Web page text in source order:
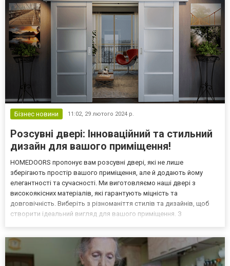
Бізнес новини 11:02, 29 лютого 2024 р.
Розсувні двері: Інноваційний та стильний
дизайн для вашого приміщення!
HOMEDOORS пропонує вам розсувні двері, які не лише
зберігають простір вашого приміщення, але й додають йому
елегантності та сучасності. Ми виготовляємо наші двері з
високоякісних матеріалів, які гарантують міцність та
довговічність. Виберіть з різноманіття стилів та дизайнів, щоб
створити ідеальний вигляд для вашого приміщення. З
HOMEDOO...